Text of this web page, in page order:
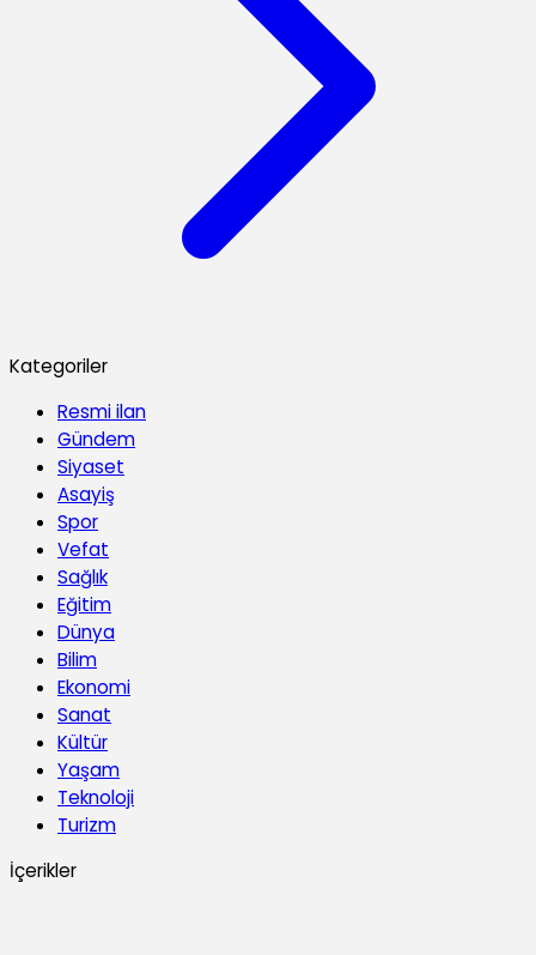
Kategoriler
Resmi ilan
Gündem
Siyaset
Asayiş
Spor
Vefat
Sağlık
Eğitim
Dünya
Bilim
Ekonomi
Sanat
Kültür
Yaşam
Teknoloji
Turizm
İçerikler